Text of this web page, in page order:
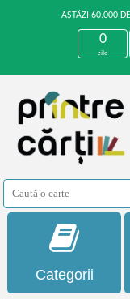
ASTĂZI 60.000
0
zile
Categorii